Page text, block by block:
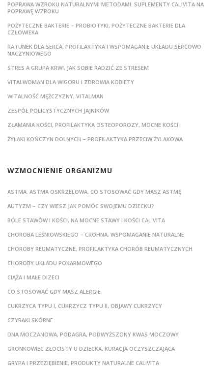
POPRAWA WZROKU NATURALNYMI METODAMI. SUPLEMENTY CALIVITA NA
POPRAWĘ WZROKU
POŻYTECZNE BAKTERIE – PROBIOTYKI, POŻYTECZNE BAKTERIE DLA
CZŁOWIEKA
RATUNEK DLA SERCA, PROFILAKTYKA I WSPOMAGANIE UKŁADU SERCOWO
NACZYNIOWEGO
STRES A GRUPA KRWI, JAK SOBIE RADZIĆ ZE STRESEM
VITALWOMAN DLA WIGORU I ZDROWIA KOBIETY
WITALNOŚĆ MĘŻCZYZNY, VITALMAN
ZESPÓŁ POLICYSTYCZNYCH JAJNIKÓW
ZŁAMANIA KOŚCI, PROFILAKTYKA OSTEOPOROZY, MOCNE KOŚCI
ŻYLAKI KOŃCZYN DOLNYCH – PROFILAKTYKA PRZECIW ŻYLAKOWA
WZMOCNIENIE ORGANIZMU
ASTMA. ASTMA OSKRZELOWA, CO STOSOWAĆ GDY MASZ ASTMĘ
AUTYZM – CZY WIESZ JAK POMÓC SWOJEMU DZIECKU?
BÓLE STAWÓW I KOŚCI, NA MOCNE STAWY I KOŚCI CALIVITA
CHOROBA LEŚNIOWSKIEGO – CROHNA, WSPOMAGANIE NATURALNE
CHOROBY REUMATYCZNE, PROFILAKTYKA CHORÓB REUMATYCZNYCH
CHOROBY UKŁADU POKARMOWEGO
CIĄŻA I MAŁE DIZECI
CO STOSOWAĆ GDY MASZ ALERGIE
CUKRZYCA TYPU I, CUKRZYCZ TYPU II, OBJAWY CUKRZYCY
CZYRAKI SKÓRNE
DNA MOCZANOWA, PODAGRA, PODWYŻSZONY KWAS MOCZOWY
GRONKOWIEC ZŁOCISTY U DZIECKA, KURACJA OCZYSZCZAJĄCA
GRYPA I PRZEZIĘBIENIE, PRODUKTY NATURALNE CALIVITA